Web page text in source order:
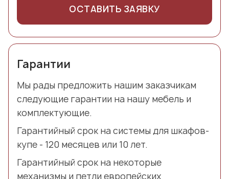
ОСТАВИТЬ ЗАЯВКУ
Гарантии
Мы рады предложить нашим заказчикам
следующие гарантии на нашу мебель и
комплектующие.
Гарантийный срок на системы для шкафов-
купе - 120 месяцев или 10 лет.
Гарантийный срок на некоторые
механизмы и петли европейских